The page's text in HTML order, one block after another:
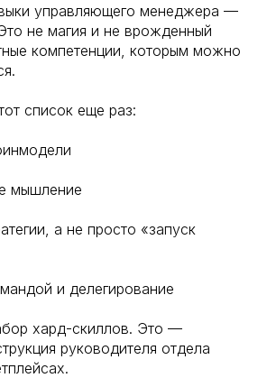
управляющего менеджера —
не магия и не врожденный
компетенции, которым можно
список еще раз:
мышление
а не просто «запуск
и делегирование
хард-скиллов. Это —
руководителя отдела